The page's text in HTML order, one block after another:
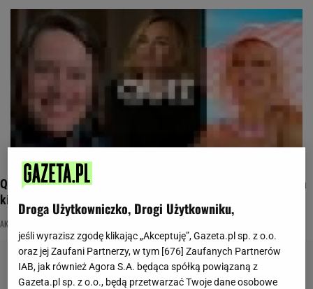
Quiz. Rozpoznasz znane aktorki na zdjęciach? To zadanie dla
kinomanów
AKTORKA
Droga Użytkowniczko, Drogi Użytkowniku,
jeśli wyrazisz zgodę klikając „Akceptuję”, Gazeta.pl sp. z o.o.
oraz jej Zaufani Partnerzy, w tym [ 676 ] Zaufanych Partnerów
IAB, jak również Agora S.A. będąca spółką powiązaną z
Gazeta.pl sp. z o.o., będą przetwarzać Twoje dane osobowe